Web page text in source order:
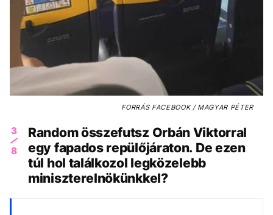
FORRÁSFACEBOOK / MAGYAR PÉTER
3
8
Random összefutsz Orbán Viktorral
egy fapados repülőjáraton. De ezen
túl hol találkozol legközelebb
miniszterelnökünkkel?